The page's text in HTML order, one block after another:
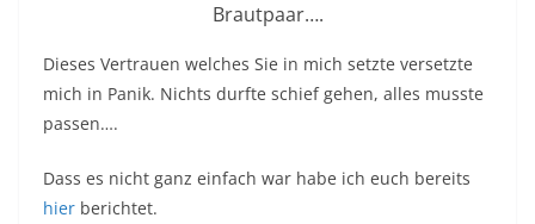
Brautpaar….
Dieses Vertrauen welches Sie in mich setzte versetzte
mich in Panik. Nichts durfte schief gehen, alles musste
passen….
Dass es nicht ganz einfach war habe ich euch bereits
hier berichtet.